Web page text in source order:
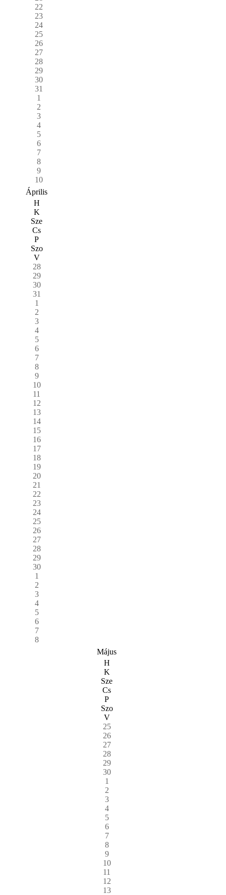
22
23
24
25
26
27
28
29
30
31
1
2
3
4
5
6
7
8
9
10
Április
H
K
Sze
Cs
P
Szo
V
28
29
30
31
1
2
3
4
5
6
7
8
9
10
11
12
13
14
15
16
17
18
19
20
21
22
23
24
25
26
27
28
29
30
1
2
3
4
5
6
7
8
Május
H
K
Sze
Cs
P
Szo
V
25
26
27
28
29
30
1
2
3
4
5
6
7
8
9
10
11
12
13